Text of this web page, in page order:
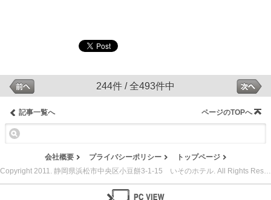
244件 / 全493件中
記事一覧へ ページのTOPへ
会社概要 プライバシーポリシー
トップページ
Copyright 2011. 静岡県浜松市中央区小豆餅3-1-15 いそのホテル. All Rights Reserved.